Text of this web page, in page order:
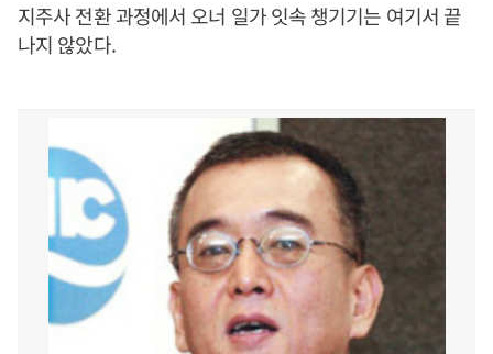
지주사 전환 과정에서 오너 일가 잇속 챙기기는 여기서 끝
나지 않았다.